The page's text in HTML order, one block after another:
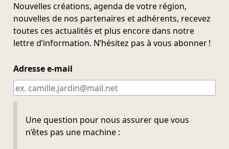
Nouvelles créations, agenda de votre région,
nouvelles de nos partenaires et adhérents, recevez
toutes ces actualités et plus encore dans notre
lettre d’information. N’hésitez pas à vous abonner !
Adresse e-mail
Une question pour nous assurer que vous
n’êtes pas une machine :
Ne pas remplir